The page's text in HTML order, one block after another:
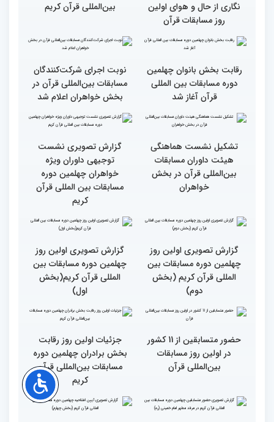
اجرای طرح «قرآن بخوان،
جایزه بگیر» در حاشیه
برگزاری مسابقات بین‌المللی
قرآن
مسابقات بین‌المللی قرآن/
تجربه زیاد ایران در برگزاری
مسابقات قرآنی
طنینی به وسعت یک جهان/
گزارش توصیفی و حاشیه
نگاری از حال و هوای اولین
روز مسابقات قرآن
جزئیات اولین روز رقابت
بخش بانوان مسابقات
بین‌المللی قرآن کریم
دوره مسابقات بین المللی
قرآن آغاز شد
نوبت اجرای شرکت‌کنندگان
مسابقات بین‌المللی قرآن در
بخش خواهران اعلام شد
تشکیل نشست هماهنگی
هیئت داوران مسابقات
بین‌المللی قرآن در بخش
خواهران
گزارش تصویری نشست
توجیهی داوران ویژه
خواهران چهلمین دوره
مسابقات بین المللی قرآن
کریم
چهلمین دوره مسابقات بین
المللی قرآن کریم (بخش
گزارش تصویری اولین روز
چهلمین دوره مسابقات بین
المللی قرآن کریم(بخش